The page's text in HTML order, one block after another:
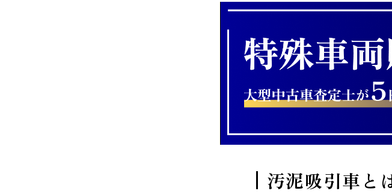
汚泥吸引車と